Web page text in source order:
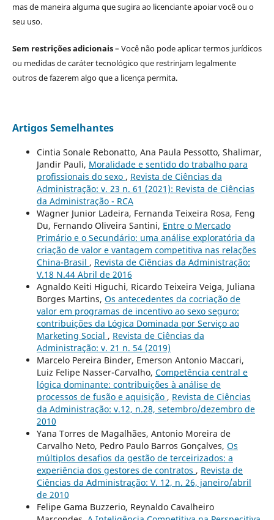
mas de maneira alguma que sugira ao licenciante apoiar você ou o
seu uso.
Sem restrições adicionais– Você não pode aplicar termos jurídicos
ou medidas de caráter tecnológico que restrinjam legalmente
outros de fazerem algo que a licença permita.
Artigos Semelhantes
Cintia Sonale Rebonatto, Ana Paula Pessotto, Shalimar,
Jandir Pauli, Moralidade e sentido do trabalho para
profissionais do sexo , Revista de Ciências da
Administração: v. 23 n. 61 (2021): Revista de Ciências
da Administração - RCA
Wagner Junior Ladeira, Fernanda Teixeira Rosa, Feng
Du, Fernando Oliveira Santini, Entre o Mercado
Primário e o Secundário: uma análise exploratória da
criação de valor e vantagem competitiva nas relações
China-Brasil , Revista de Ciências da Administração:
V.18 N.44 Abril de 2016
Agnaldo Keiti Higuchi, Ricardo Teixeira Veiga, Juliana
Borges Martins, Os antecedentes da cocriação de
valor em programas de incentivo ao sexo seguro:
contribuições da Lógica Dominada por Serviço ao
Marketing Social , Revista de Ciências da
Administração: v. 21 n. 54 (2019)
Marcelo Pereira Binder, Emerson Antonio Maccari,
Luiz Felipe Nasser-Carvalho, Competência central e
lógica dominante: contribuições à análise de
processos de fusão e aquisição , Revista de Ciências
da Administração: v.12, n.28, setembro/dezembro de
2010
Yana Torres de Magalhães, Antonio Moreira de
Carvalho Neto, Pedro Paulo Barros Gonçalves, Os
múltiplos desafios da gestão de terceirizados: a
experiência dos gestores de contratos , Revista de
Ciências da Administração: V. 12, n. 26, janeiro/abril
de 2010
Felipe Gama Buzzerio, Reynaldo Cavalheiro